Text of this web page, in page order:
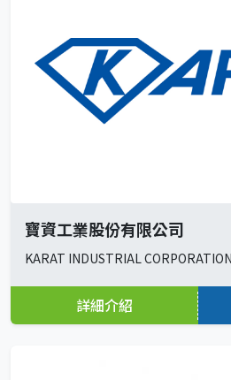
寶資工業股份有限公司
KARAT INDUSTRIAL CORPORATION
詳細介紹